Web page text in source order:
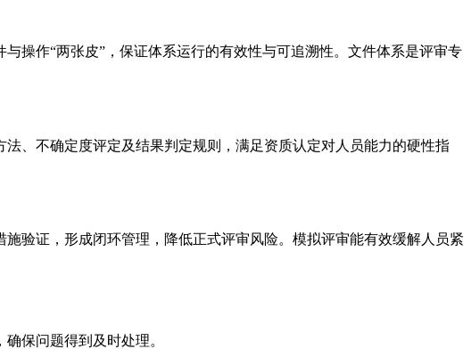
操作“两张皮”，保证体系运行的有效性与可追溯性。文件体系是评审专
、不确定度评定及结果判定规则，满足资质认定对人员能力的硬性指
验证，形成闭环管理，降低正式评审风险。模拟评审能有效缓解人员紧
保问题得到及时处理。